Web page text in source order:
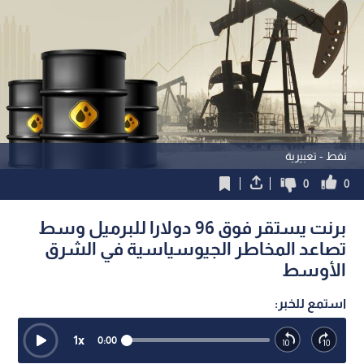
نفط - تعبيرية
0
0
برنت يستقر فوق 96 دولارا للبرميل وسط
تصاعد المخاطر الجيوسياسية في الشرق
الأوسط
استمع للخبر:
0:00
1x